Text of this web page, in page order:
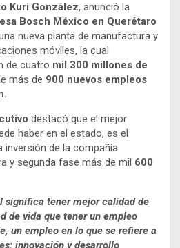
Kuri González, anunció la
Bosch México en Querétaro
nueva planta de manufactura y
móviles, la cual
de cuatro mil 300 millones de
más de 900 nuevos empleos
destacó que el mejor
haber en el estado, es el
inversión de la compañía
y segunda fase más de mil 600
significa tener mejor calidad de
de vida que tener un empleo
un empleo en lo que se refiere a
innovación y desarrollo